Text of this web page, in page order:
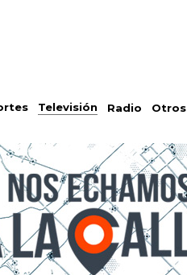
Televisión Radio Otros